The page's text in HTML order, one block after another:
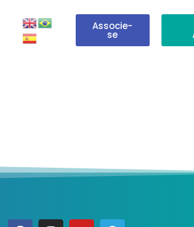
Associe-
se